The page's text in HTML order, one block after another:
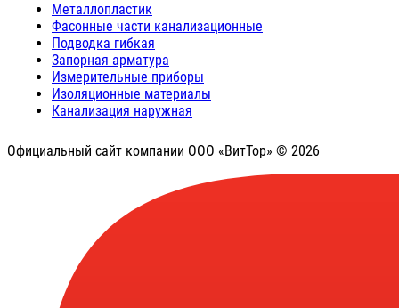
Металлопластик
Фасонные части канализационные
Подводка гибкая
Запорная арматура
Измерительные приборы
Изоляционные материалы
Канализация наружная
Официальный сайт компании ООО «ВитТор» © 2026